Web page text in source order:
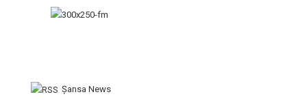
Şansa News